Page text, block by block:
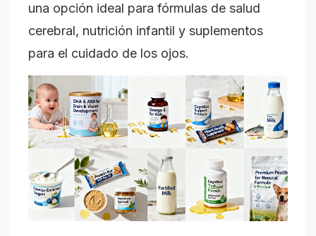
una opción ideal para fórmulas de salud
cerebral, nutrición infantil y suplementos
para el cuidado de los ojos.